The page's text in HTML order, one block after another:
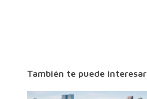
También te puede interesar